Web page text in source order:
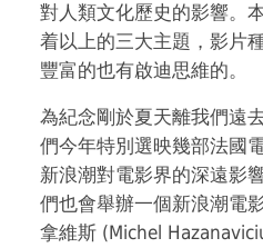
對人類文化歷史的影響。
着以上的三大主題，影片
豐富的也有啟迪思維的。
為紀念剛於夏天離我們遠
們今年特別選映幾部法國
新浪潮對電影界的深遠影
們也會舉辦一個新浪潮電
拿維斯 (Michel